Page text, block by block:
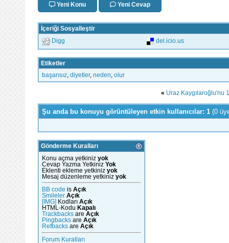
Yeni Konu Yeni Cevap
İçeriği Sosyalleştir
Digg del.icio.us
Etiketler
başarısız diyetler, neden olur
« Uraz Kaygılaroğlu'nu
Şu anda bu konuyu görüntüleyen etkin kullanıcılar: 1 (0
Gönderme Kuralları
Konu açma yetkiniz yok
Cevap Yazma Yetkiniz Yok
Eklenti ekleme yetkiniz yok
Mesaj düzenleme yetkiniz yok
BB code is Açık
Smileler Açık
[IMG]
Kodları Açık
HTML-Kodu Kapalı
Trackbacks are Açık
Pingbacks are Açık
Refbacks are Açık
Forum Kuralları